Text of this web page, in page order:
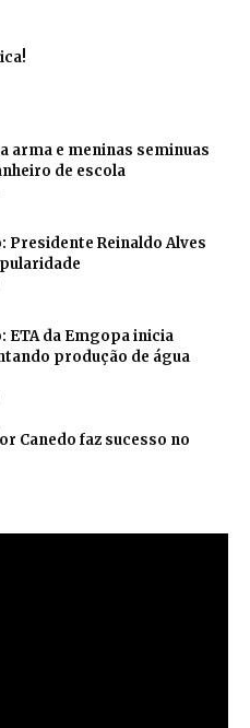
arma e meninas seminuas
de escola
Presidente Reinaldo Alves
ETA da Emgopa inicia
produção de água
Canedo faz sucesso no